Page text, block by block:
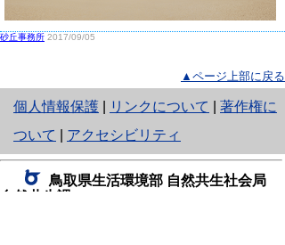
砂丘事務所 2017/09/05
▲ページ上部に戻る
個人情報保護
と
り
ネ
ッ
リンクについて
著作権に
ついて
アクセシビリティ
鳥取県生活環境部 自然共生社会局
自然共生課